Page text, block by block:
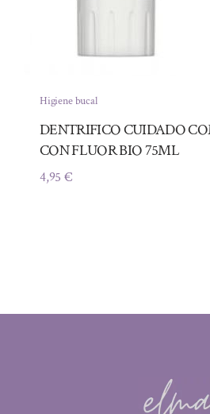
Higiene bucal
DENTRIFICO CUIDADO
CON FLUOR BIO 75ML
4,95€